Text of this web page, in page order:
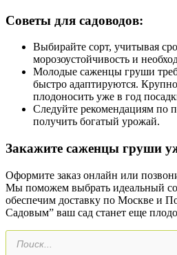
Советы для садоводов:
Выбирайте сорт, учитывая
морозоустойчивость и
Молодые саженцы груши
быстро адаптируются.
плодоносить уже в год
Следуйте рекомендациям по
получить богатый урожай.
Закажите саженцы груши
Оформите заказ онлайн или
Мы поможем выбрать идеальный
обеспечим доставку по Москве и
Садовым” ваш сад станет еще
Поиск
товаров